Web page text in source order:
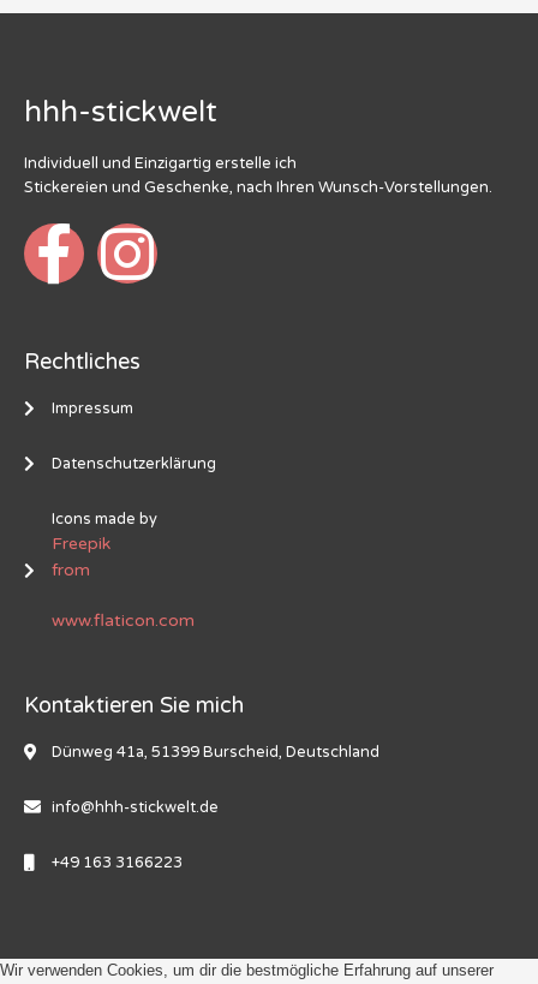
hhh-stickwelt
Individuell und Einzigartig erstelle ich
Stickereien und Geschenke, nach Ihren Wunsch-Vorstellungen.
Rechtliches
Impressum
Datenschutzerklärung
Icons made by
Freepik
from
www.flaticon.com
Kontaktieren Sie mich
Dünweg 41a, 51399 Burscheid, Deutschland
info@hhh-stickwelt.de
+49 163 3166223
Wir verwenden Cookies, um dir die bestmögliche Erfahrung auf unserer